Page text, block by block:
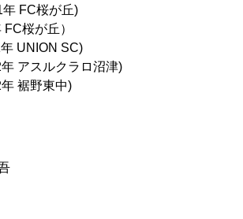
年 FC桜が丘)
FC桜が丘）
年 UNION SC)
年 アスルクラロ沼津)
年 裾野東中)